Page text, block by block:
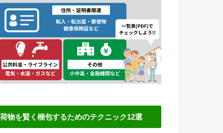
荷物を賢く梱包するためのテクニック12選